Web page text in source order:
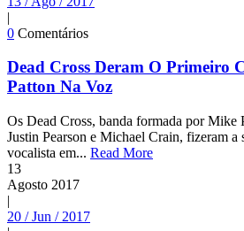
|
0 Comentários
Dead Cross Deram O Primeiro
Patton Na Voz
Os Dead Cross, banda formada por Mike
Justin Pearson e Michael Crain, fizeram a
vocalista em... Read More
13
Agosto 2017
|
20 / Jun / 2017